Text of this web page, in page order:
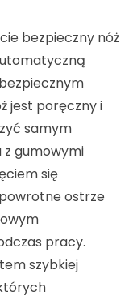
bezpieczny nóż
jest poręczny i
samym
z gumowymi
się
ostrze
pracy.
szybkiej